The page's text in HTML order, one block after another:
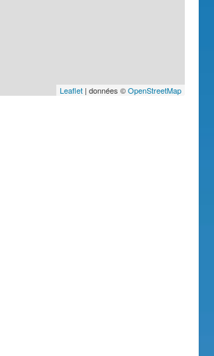
Leaflet| données ©OpenStreetMap